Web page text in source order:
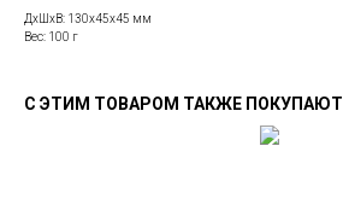
ДxШxВ: 130x45x45 мм
Вес: 100 г
С ЭТИМ ТОВАРОМ ТАКЖЕ ПОКУПАЮТ